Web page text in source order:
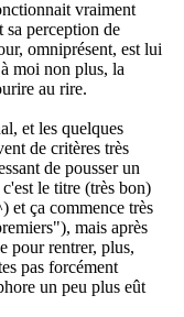
vraiment
sa perception de
omniprésent, est lui
moi non plus, la
au rire.
et les quelques
de critères très
de pousser un
le titre (très bon)
et ça commence très
mais après
pour rentrer, plus,
pas forcément
un peu plus eût